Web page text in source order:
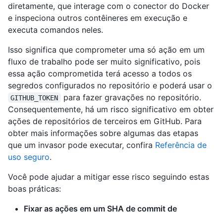
diretamente, que interage com o conector do Docker
e inspeciona outros contêineres em execução e
executa comandos neles.
Isso significa que comprometer uma só ação em um
fluxo de trabalho pode ser muito significativo, pois
essa ação comprometida terá acesso a todos os
segredos configurados no repositório e poderá usar o
GITHUB_TOKEN
para fazer gravações no repositório.
Consequentemente, há um risco significativo em obter
ações de repositórios de terceiros em GitHub. Para
obter mais informações sobre algumas das etapas
que um invasor pode executar, confira Referência de
uso seguro.
Você pode ajudar a mitigar esse risco seguindo estas
boas práticas:
Fixar as ações em um SHA de commit de